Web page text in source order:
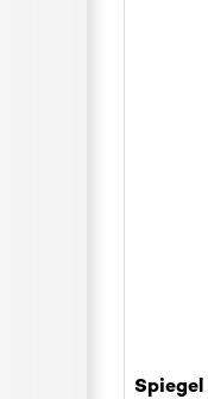
Spiegel